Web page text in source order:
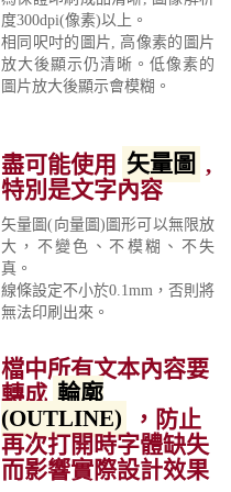
度300dpi(像素)以上。
相同呎吋的圖片, 高像素的圖片
放大後顯示仍清晰。低像素的
圖片放大後顯示會模糊。
盡可能使用 矢量圖 ,
特別是文字內容
矢量圖(向量圖)圖形可以無限放
大，不變色、不模糊、不失
真。
線條設定不小於0.1mm，否則將
無法印刷出來。
檔中所有文本內容要
轉成 輪廓
(OUTLINE)
，防止
再次打開時字體缺失
而影響實際設計效果